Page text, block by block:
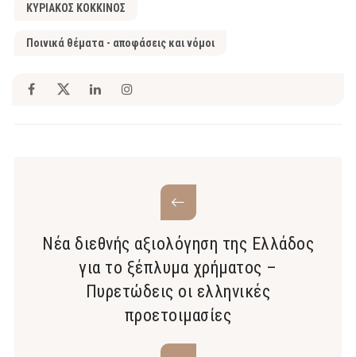
ΚΥΡΙΑΚΟΣ ΚΟΚΚΙΝΟΣ
Ποινικά θέματα - αποφάσεις και νόμοι
Νέα διεθνής αξιολόγηση της Ελλάδος
για το ξέπλυμα χρήματος –
Πυρετώδεις οι ελληνικές
προετοιμασίες